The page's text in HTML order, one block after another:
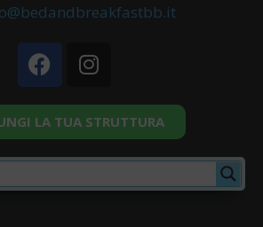
LA TUA STRUTTURA